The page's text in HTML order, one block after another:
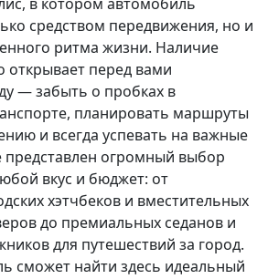
средством передвижения, но и
ритма жизни. Наличие
открывает перед вами
— забыть о пробках в
планировать маршруты
и всегда успевать на важные
представлен огромный выбор
вкус и бюджет: от
хэтчбеков и вместительных
до премиальных седанов и
для путешествий за город.
сможет найти здесь идеальный